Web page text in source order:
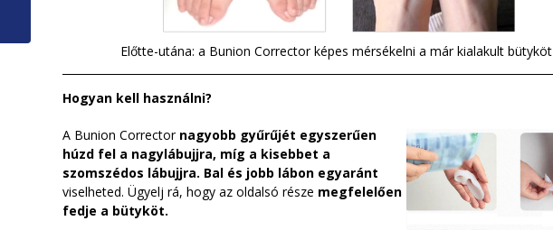
Előtte-utána: a Bunion Corrector képes mérsékelni a már kialakult bütyköt
Hogyan kell használni?
A Bunion Corrector nagyobb gyűrűjét egyszerűen
húzd fel a nagylábujjra, míg a kisebbet a
szomszédos lábujjra. Bal és jobb lábon egyaránt
viselheted. Ügyelj rá, hogy az oldalsó része megfelelően
fedje a bütyköt.